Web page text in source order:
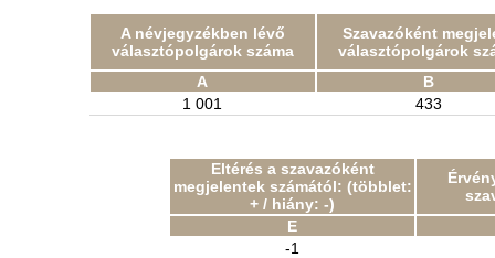
A névjegyzékben lévő
választópolgárok száma
Szavazóként
választópolgárok
A
B
1 001
433
Eltérés a szavazóként
megjelentek számától: (többlet:
+ / hiány: -)
E
-1